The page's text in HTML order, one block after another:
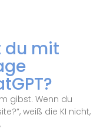
du mit
gibst. Wenn du
weiß die KI nicht,